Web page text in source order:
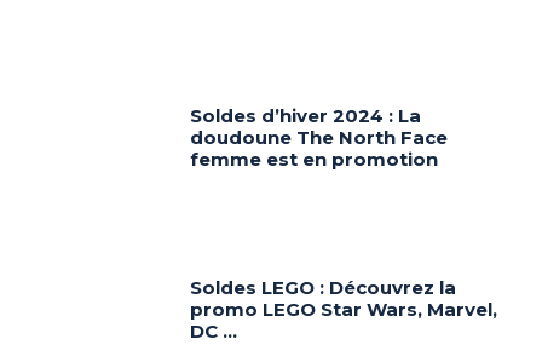
Soldes d’hiver 2024 : La
doudoune The North Face
femme est en promotion
Soldes LEGO : Découvrez la
promo LEGO Star Wars, Marvel,
DC …